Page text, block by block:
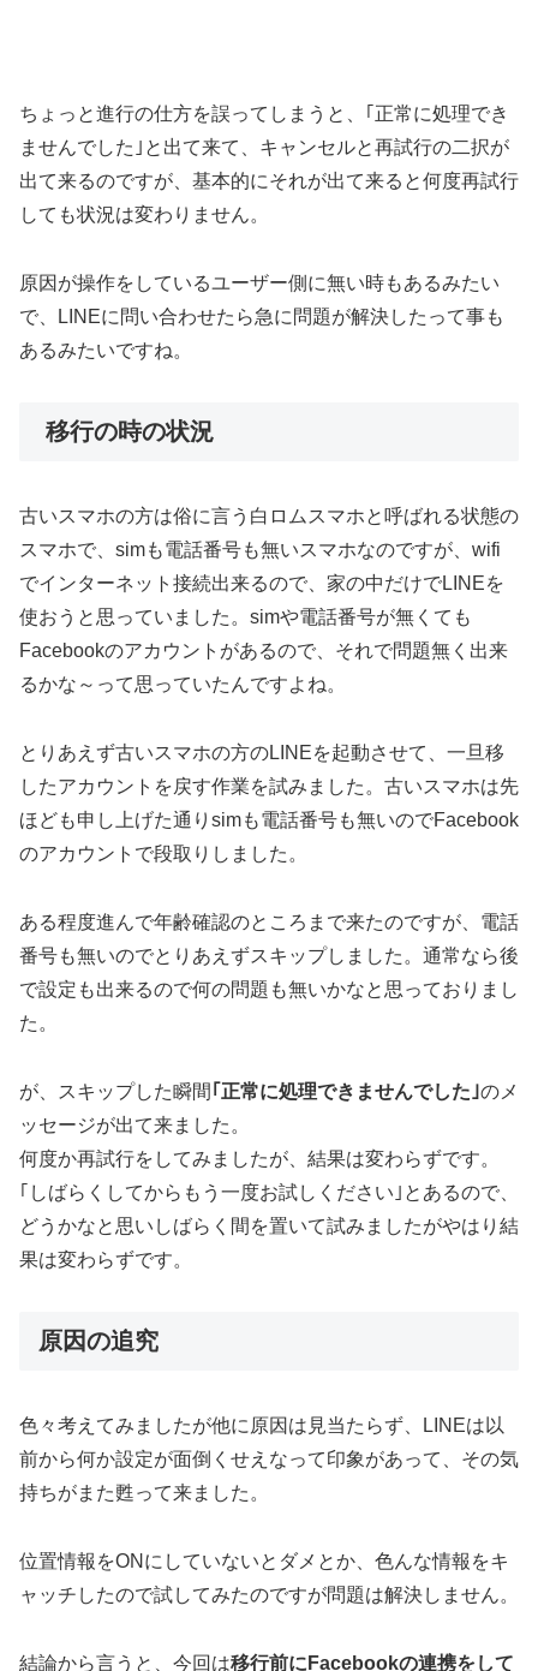
ちょっと進行の仕方を誤ってしまうと、｢正常に処理でき
ませんでした｣と出て来て、キャンセルと再試行の二択が
出て来るのですが、基本的にそれが出て来ると何度再試行
しても状況は変わりません。
原因が操作をしているユーザー側に無い時もあるみたい
で、LINEに問い合わせたら急に問題が解決したって事も
あるみたいですね。
移行の時の状況
古いスマホの方は俗に言う白ロムスマホと呼ばれる状態の
スマホで、simも電話番号も無いスマホなのですが、wifi
でインターネット接続出来るので、家の中だけでLINEを
使おうと思っていました。simや電話番号が無くても
Facebookのアカウントがあるので、それで問題無く出来
るかな～って思っていたんですよね。
とりあえず古いスマホの方のLINEを起動させて、一旦移
したアカウントを戻す作業を試みました。古いスマホは先
ほども申し上げた通りsimも電話番号も無いのでFacebook
のアカウントで段取りしました。
ある程度進んで年齢確認のところまで来たのですが、電話
番号も無いのでとりあえずスキップしました。通常なら後
で設定も出来るので何の問題も無いかなと思っておりまし
た。
が、スキップした瞬間 ｢正常に処理できませんでした｣のメ
ッセージが出て来ました。
何度か再試行をしてみましたが、結果は変わらずです。
｢しばらくしてからもう一度お試しください｣とあるので、
どうかなと思いしばらく間を置いて試みましたがやはり結
果は変わらずです。
原因の追究
色々考えてみましたが他に原因は見当たらず、LINEは以
前から何か設定が面倒くせえなって印象があって、その気
持ちがまた甦って来ました。
位置情報をONにしていないとダメとか、色んな情報をキ
ャッチしたので試してみたのですが問題は解決しません。
結論から言うと、今回は移行前にFacebookの連携をして